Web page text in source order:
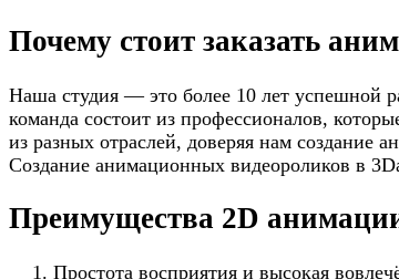
Почему стоит заказать
Наша студия — это более 10 лет успешной
команда состоит из профессионалов,
из разных отраслей, доверяя нам создание
Создание анимационных видеороликов в
Преимущества 2D
Простота восприятия и высокая